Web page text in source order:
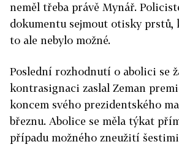
neměl třeba právě Mynář.
dokumentu sejmout otisky prstů,
to ale nebylo možné.
Poslední rozhodnutí o abolici se
kontrasignaci zaslal Zeman
koncem svého prezidentského
březnu. Abolice se měla týkat
případu možného zneužití